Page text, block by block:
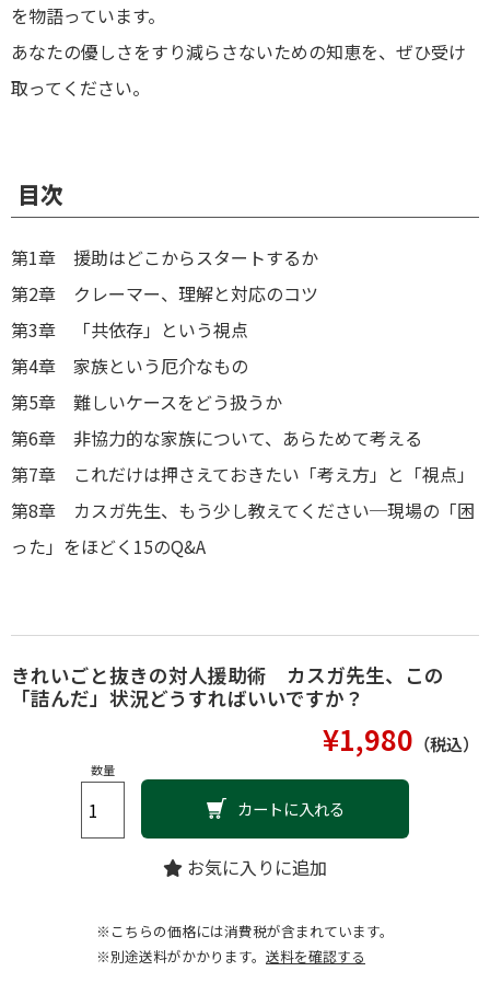
を物語っています。
あなたの優しさをすり減らさないための知恵を、ぜひ受け
取ってください。
目次
第1章 援助はどこからスタートするか
第2章 クレーマー、理解と対応のコツ
第3章 「共依存」という視点
第4章 家族という厄介なもの
第5章 難しいケースをどう扱うか
第6章 非協力的な家族について、あらためて考える
第7章 これだけは押さえておきたい「考え方」と「視点」
第8章 カスガ先生、もう少し教えてください─現場の「困
った」をほどく15のQ&A
きれいごと抜きの対人援助術 カスガ先生、この
「詰んだ」状況どうすればいいですか？
¥1,980 （税込）
数量
カートに入れる
お気に入りに追加
※こちらの価格には消費税が含まれています。
※別途送料がかかります。 送料を確認する